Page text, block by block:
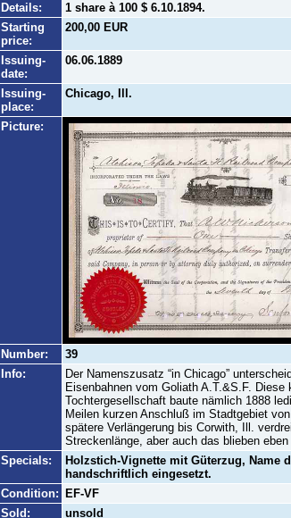
Details:
1 share à 100 $ 6.10.1894.
Starting
price:
200,00 EUR
Issuing-
date:
06.06.1889
Issuing-
place:
Chicago, Ill.
Picture:
Number:
39
Info:
Der Namenszusatz “in Chicago”
Eisenbahnen vom Goliath A.T.&S.F. Diese
Tochtergesellschaft baute nämlich 1888
Meilen kurzen Anschluß im Stadtgebiet
spätere Verlängerung bis Corwith, Ill.
Streckenlänge, aber auch das blieben
Specials:
Holzstich-Vignette mit Güterzug, Name
handschriftlich eingesetzt.
Condition:
EF-VF
Sold:
unsold